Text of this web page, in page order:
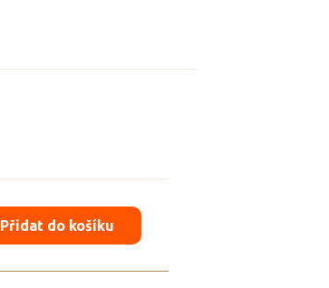
Přidat do košíku